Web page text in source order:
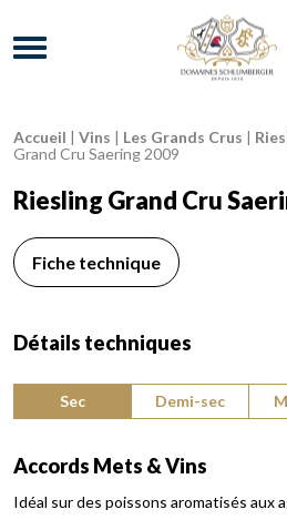
Domaines
Menu
Fil d'Ariane :
Accueil | Vins | Les Grands Crus |
Grand Cru Saering 2009
Riesling Grand Cru
Fiche technique
Détails techniques
Sec
Demi-sec
Accords Mets & Vins
Idéal sur des poissons aromatisés aux